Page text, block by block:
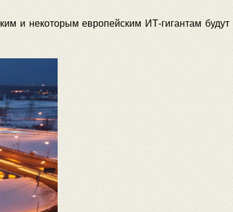
и некоторым европейским ИТ-гигантам будут